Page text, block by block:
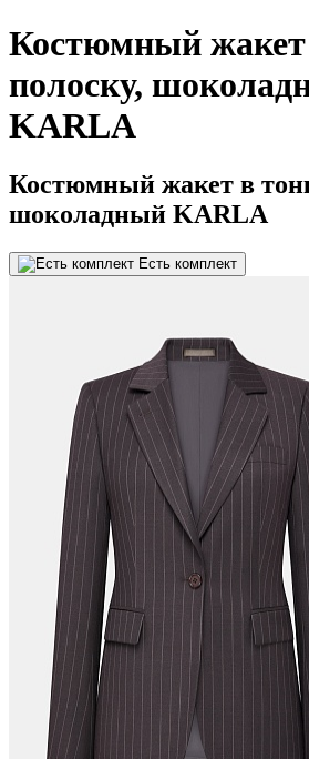
Костюмный
полоску,
KARLA
Костюмный жакет в
шоколадный KARLA
Есть комплект